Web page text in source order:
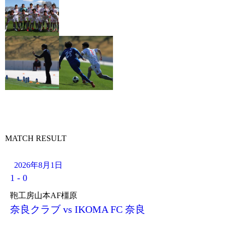
MATCH RESULT
2026年8月1日
1 - 0
鞄工房山本AF橿原
奈良クラブ vs IKOMA FC 奈良